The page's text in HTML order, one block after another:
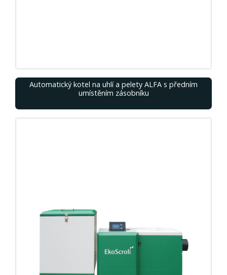
Automatický kotel na uhlí a pelety ALFA s předním
umístěním zásobníku